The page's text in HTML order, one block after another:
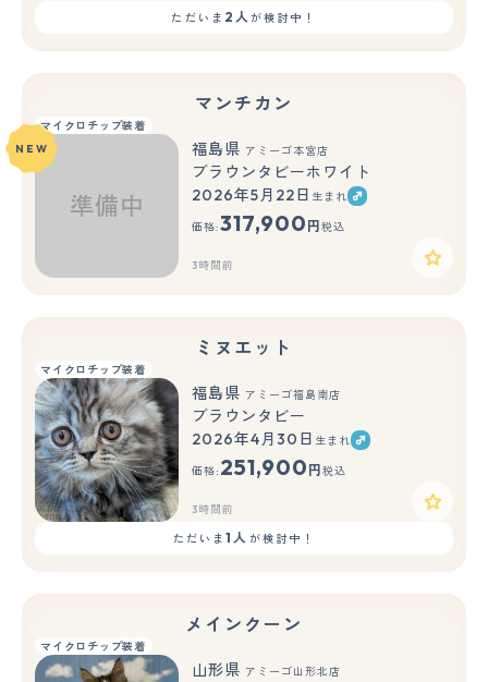
ただいま 2人が検討中！
マンチカン
マイクロチップ装着
NEW
福島県 アミーゴ本宮店
ブラウンタビーホワイト
2026年5月22日 生まれ
価格:317,900 円 税込
3時間前
ミヌエット
マイクロチップ装着
福島県 アミーゴ福島南店
ブラウンタビー
2026年4月30日 生まれ
価格: 251,900 円 税込
3時間前
ただいま1人 が検討中！
メインクーン
マイクロチップ装着
山形県 アミーゴ山形北店